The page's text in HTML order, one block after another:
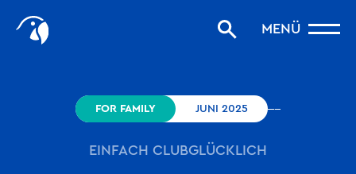
MENÜ
Start
Storys filtern
robinson.com
FOR FAMILY JUNI 2025
EINFACH CLUBGLÜCKLICH